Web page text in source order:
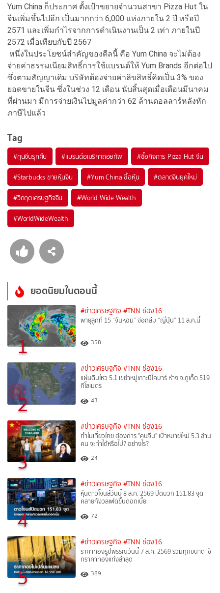
Yum China ก็ประกาศ ตั้งเป้าขยายจำนวนสาขา Pizza Hut ใน
จีนเพิ่มขึ้นไปอีก เป็นมากกว่า 6,000 แห่งภายใน 2 ปี หรือปี
2571 และเพิ่มกำไรจากการดำเนินงานเป็น 2 เท่า ภายในปี
2572 เมื่อเทียบกับปี 2567
หนึ่งในประโยชน์สำคัญของดีลนี้ คือ Yum China จะไม่ต้อง
จ่ายค่าธรรมเนียมสิทธิ์การใช้แบรนด์ให้ Yum Brands อีกต่อไป
ซึ่งตามสัญญาเดิม บริษัทต้องจ่ายค่าลิขสิทธิ์คิดเป็น 3% ของ
ยอดขายในจีน ซึ่งในช่วง 12 เดือน นับสิ้นสุดเมื่อเดือนมีนาคม
ที่ผ่านมา มีการจ่ายเงินไปมูลค่ากว่า 62 ล้านดอลลาร์หลังหัก
ภาษีไปแล้ว
Tag
#ทุนจีนรุกคืบ #แบรนด์อเมริกาถอยทัพ #ซื้อกิจการ Pizza Hut จีน
#Starbucks ขายหุ้นจีน #Yum China ซื้อหุ้น #ตลาดจีนยุคใหม่
#วิกฤตเศรษฐกิจจีน #World Wide Wealth
#WorldWideWealth
ยอดนิยมในตอนนี้
1
#ข่าวเศรษฐกิจ #TNN ช่อง16
พายุลูกที่ 15 “จันหอม” จ่อถล่ม “ญี่ปุ่น” 11 ส.ค.นี้
358
2
#ข่าวเศรษฐกิจ #TNN ช่อง16
แผ่นดินไหว 5.1 เขย่าหมู่เกาะนิโคบาร์ ห่าง จ.ภูเก็ต 519
กิโลเมตร
43
3
#ข่าวเศรษฐกิจ #TNN ช่อง16
ทำไมเที่ยวไทย ต้องการ "คนจีน" เป้าหมายใหม่ 5.3 ล้าน
คน จะทำได้หรือไม่? อย่างไร?
24
4
#ข่าวเศรษฐกิจ #TNN ช่อง16
หุ้นดาวโจนส์วันนี้ 8 ส.ค. 2569 ปิดบวก 151.83 จุด
คลายกังวลเฟดขึ้นดอกเบี้ย
72
5
#ข่าวเศรษฐกิจ #TNN ช่อง16
ราคาทองรูปพรรณวันนี้ 7 ส.ค. 2569 รวมทุกขนาด เช็
กราคาทองแท่งล่าสุด
389